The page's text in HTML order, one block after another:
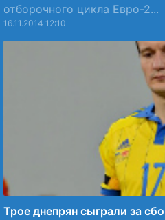
отборочного цикла Евро-2...
16.11.2014 12:10
Трое днепрян сыграли за